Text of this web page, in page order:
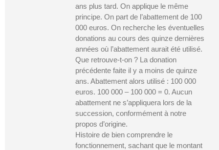
ans plus tard. On applique le même
principe. On part de l’abattement de 100
000 euros. On recherche les éventuelles
donations au cours des quinze dernières
années où l’abattement aurait été utilisé.
Que retrouve-t-on ? La donation
précédente faite il y a moins de quinze
ans. Abattement alors utilisé : 100 000
euros. 100 000 – 100 000 = 0. Aucun
abattement ne s’appliquera lors de la
succession, conformément à notre
propos d’origine.
Histoire de bien comprendre le
fonctionnement, sachant que le montant